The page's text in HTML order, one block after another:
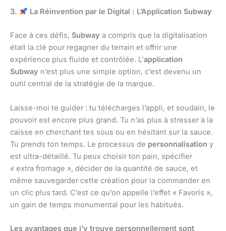
3. La Réinvention par le Digital : L’Application Subway
Face à ces défis, Subway a compris que la digitalisation
était la clé pour regagner du terrain et offrir une
expérience plus fluide et contrôlée. L’application
Subway n’est plus une simple option, c’est devenu un
outil central de la stratégie de la marque.
Laisse-moi te guider : tu télécharges l’appli, et soudain, le
pouvoir est encore plus grand. Tu n’as plus à stresser à la
caisse en cherchant tes sous ou en hésitant sur la sauce.
Tu prends ton temps. Le processus de personnalisation y
est ultra-détaillé. Tu peux choisir ton pain, spécifier
« extra fromage », décider de la quantité de sauce, et
même sauvegarder cette création pour la commander en
un clic plus tard. C’est ce qu’on appelle l’effet « Favoris »,
un gain de temps monumental pour les habitués.
Les avantages que j’y trouve personnellement sont